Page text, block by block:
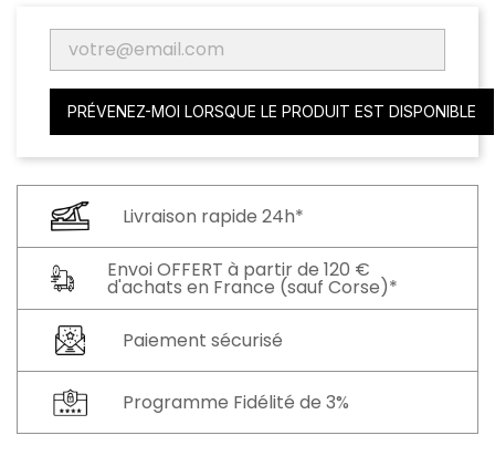
PRÉVENEZ-MOI LORSQUE LE PRODUIT EST DISPONIBLE
Livraison rapide 24h*
Envoi OFFERT à partir de 120 €
d'achats en France (sauf Corse)*
Paiement sécurisé
Programme Fidélité de 3%